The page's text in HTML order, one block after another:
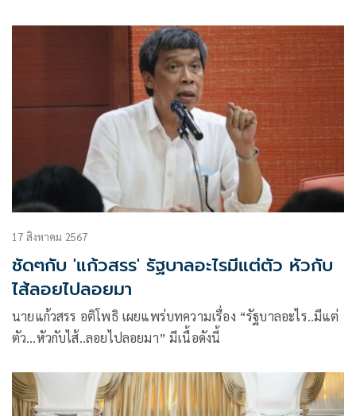
17 สิงหาคม 2567
ชัดๆกับ 'แก้วสรร' รัฐบาลอะไรมีแต่ตัว หัวกับ
ไส้ลอยไปลอยมา
นายแก้วสรร อติโพธิ เผยแพร่บทความเรื่อง “รัฐบาลอะไร..มีแต่
ตัว…หัวกับไส้..ลอยไปลอยมา” มีเนื้อดังนี้